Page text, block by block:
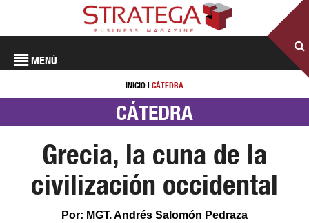
MENÚ
INICIO | CÁTEDRA
CÁTEDRA
Grecia, la cuna de la
civilización occidental
Por: MGT. Andrés Salomón Pedraza